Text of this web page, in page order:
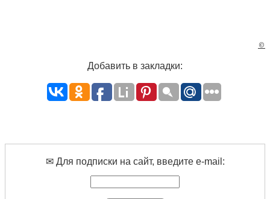
©
Добавить в закладки:
✉ Для подписки на сайт, введите e-mail: